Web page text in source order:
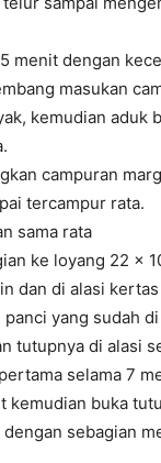
menit dengan
masukan
kemudian aduk
campuran
tercampur rata.
sama rata
ke loyang 22 ×
dan di alasi
panci yang sudah
tutupnya di alasi
selama 7
kemudian buka
dengan sebagian